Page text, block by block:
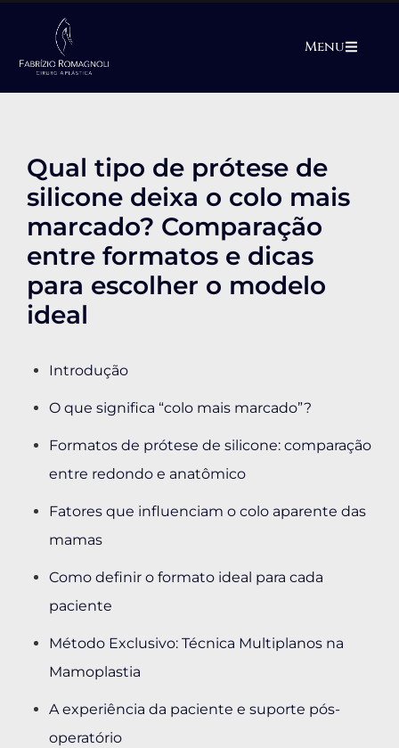
Menu
Qual tipo de prótese de
silicone deixa o colo mais
marcado? Comparação
entre formatos e dicas
para escolher o modelo
ideal
Introdução
O que significa “colo mais marcado”?
Formatos de prótese de silicone: comparação
entre redondo e anatômico
Fatores que influenciam o colo aparente das
mamas
Como definir o formato ideal para cada
paciente
Método Exclusivo: Técnica Multiplanos na
Mamoplastia
A experiência da paciente e suporte pós-
operatório